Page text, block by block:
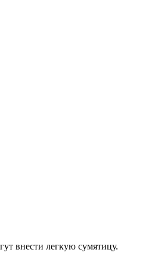
внести легкую сумятицу.